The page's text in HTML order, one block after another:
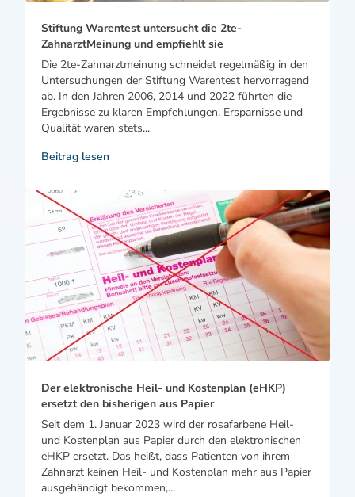
Stiftung Warentest untersucht die 2te-
ZahnarztMeinung und empfiehlt sie
Die 2te-Zahnarztmeinung schneidet regelmäßig in den
Untersuchungen der Stiftung Warentest hervorragend
ab. In den Jahren 2006, 2014 und 2022 führten die
Ergebnisse zu klaren Empfehlungen. Ersparnisse und
Qualität waren stets...
Beitrag lesen
Der elektronische Heil- und Kostenplan (eHKP)
ersetzt den bisherigen aus Papier
Seit dem 1. Januar 2023 wird der rosafarbene Heil-
und Kostenplan aus Papier durch den elektronischen
eHKP ersetzt. Das heißt, dass Patienten von ihrem
Zahnarzt keinen Heil- und Kostenplan mehr aus Papier
ausgehändigt bekommen,...